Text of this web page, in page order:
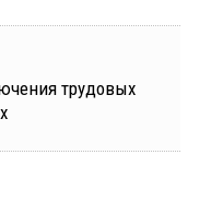
трудовых